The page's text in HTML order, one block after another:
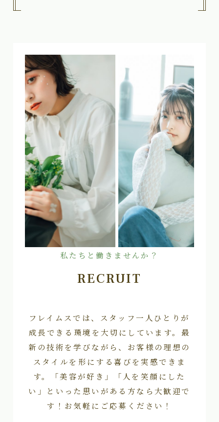
私たちと働きませんか？
RECRUIT
フレイムスでは、スタッフ一人ひとりが
成長できる環境を大切にしています。最
新の技術を学びながら、お客様の理想の
スタイルを形にする喜びを実感できま
す。「美容が好き」「人を笑顔にした
い」といった思いがある方なら大歓迎で
す！お気軽にご応募ください！